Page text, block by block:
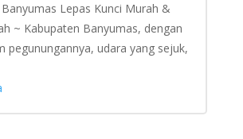
Lepas Kunci Murah &
~ Kabupaten Banyumas, dengan
pegunungannya, udara yang sejuk,